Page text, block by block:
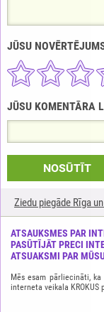
Ziedu piegāde Rīga
ATSAUKSMES PAR
PASŪTĪJĀT PRECI
ATSUAKSMI PAR
Mēs esam pārliecināti,
interneta veikala KROKUS
JŪSU
JŪSU KOMENTĀRA
NOSŪTĪT